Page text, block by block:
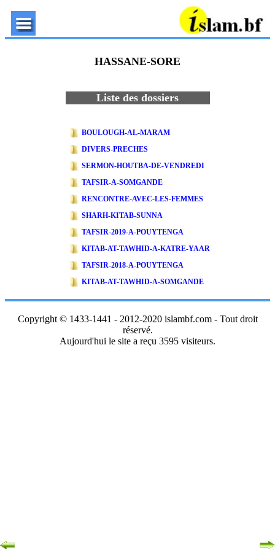
HASSANE-SORE
Liste des dossiers
BOULOUGH-AL-MARAM
DIVERS-PRECHES
SERMON-HOUTBA-DE-VENDREDI
TAFSIR-A-SOMGANDE
RENCONTRE-AVEC-LES-FEMMES
SHARH-KITAB-SUNNA
TAFSIR-2019-A-POUYTENGA
KITAB-AT-TAWHID-A-KATRE-YAAR
TAFSIR-2018-A-POUYTENGA
KITAB-AT-TAWHID-A-SOMGANDE
Copyright © 1433-1441 - 2012-2020 islambf.com - Tout droit
réservé.
Aujourd'hui le site a reçu 3595 visiteurs.